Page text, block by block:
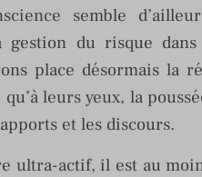
semble
du risque
place désormais la
leurs yeux, la
et les discours.
ultra-actif, il est au